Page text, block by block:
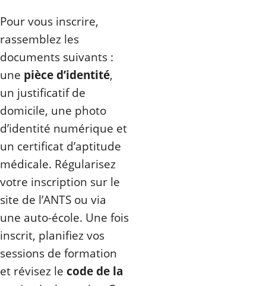
Pour vous inscrire,
rassemblez les
documents suivants :
une pièce d’identité,
un justificatif de
domicile, une photo
d’identité numérique et
un certificat d’aptitude
médicale. Régularisez
votre inscription sur le
site de l’ANTS ou via
une auto-école. Une fois
inscrit, planifiez vos
sessions de formation
et révisez le code de la